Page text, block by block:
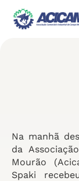
Na manhã
da
Mourão
Spaki